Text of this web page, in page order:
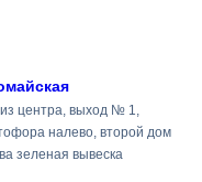
центра, выход № 1,
налево, второй дом
зеленая вывеска